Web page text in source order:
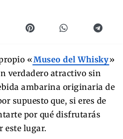
«Museo del Whisky»
verdadero atractivo sin
ambarina originaria de
supuesto que, si eres de
por qué disfrutarás
este lugar.